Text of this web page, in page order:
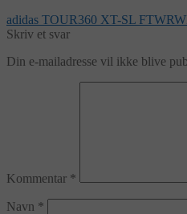
Indlægsnavigation
Forrige
indlæg:
adidas TOUR360 XT-SL
Skriv et svar
Din e-mailadresse vil ikke blive
Kommentar *
Navn *